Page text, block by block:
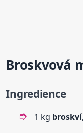
Broskvová
Ingredience
1 kg broskví